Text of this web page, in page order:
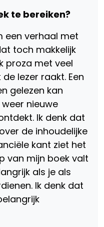
te bereiken?
een verhaal met
toch makkelijk
proza met veel
lezer raakt. Een
gelezen kan
nieuwe
Ik denk dat
de inhoudelijke
kant ziet het
van mijn boek valt
als je als
Ik denk dat